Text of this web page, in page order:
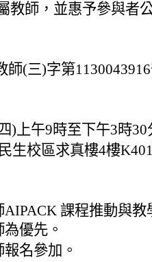
師，並惠予參與者公
師(三)字第
)上午9時至下午3時30
生校區求真樓4樓
課程推動與教
優先。
名參加。